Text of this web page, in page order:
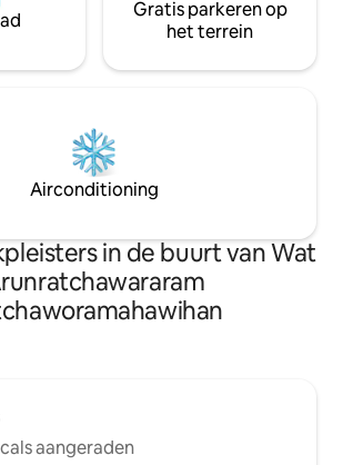
Gratis parkeren op
het terrein
Airconditioning
in de buurt van Wat
aangeraden